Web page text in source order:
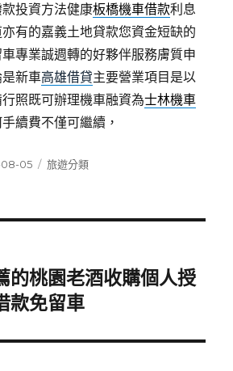
投資方法健康板橋機車借款利息
有的嘉義土地貸款您資金短缺的
專業誠週轉的好夥伴服務膚質申
新車高雄借貸主要營業項目是以
照既可辦理機車融資為士林機車
續費不僅可繼續，
05
分
旅遊分類
的桃園老酒收購個人授
款免留車